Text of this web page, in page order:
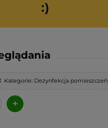
:)
Kategorie: Dezynfekcja pomieszczeń
+